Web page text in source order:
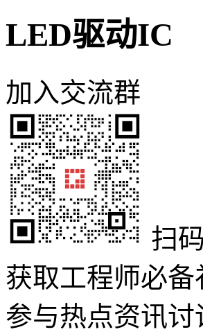
LED驱动IC
加入交流群
扫
获取工程师必备
参与热点资讯讨